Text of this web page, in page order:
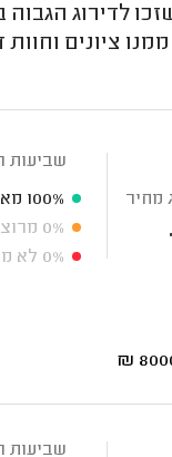
לדירוג הגבוה
ציונים
מחיר
שביעות
100%
0%
0% לא
₪
שביעות